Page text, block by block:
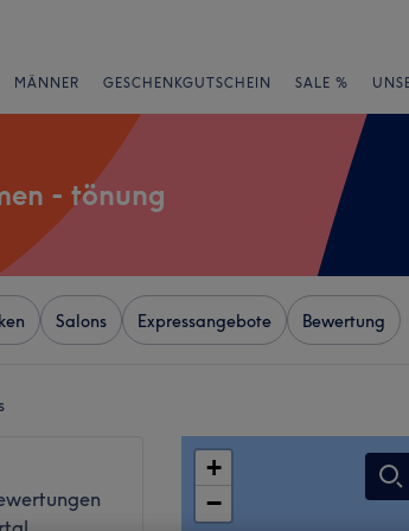
MÄNNER GESCHENKGUTSCHEIN SALE %
- tönung
Salons Expressangebote Bewertung
+
−